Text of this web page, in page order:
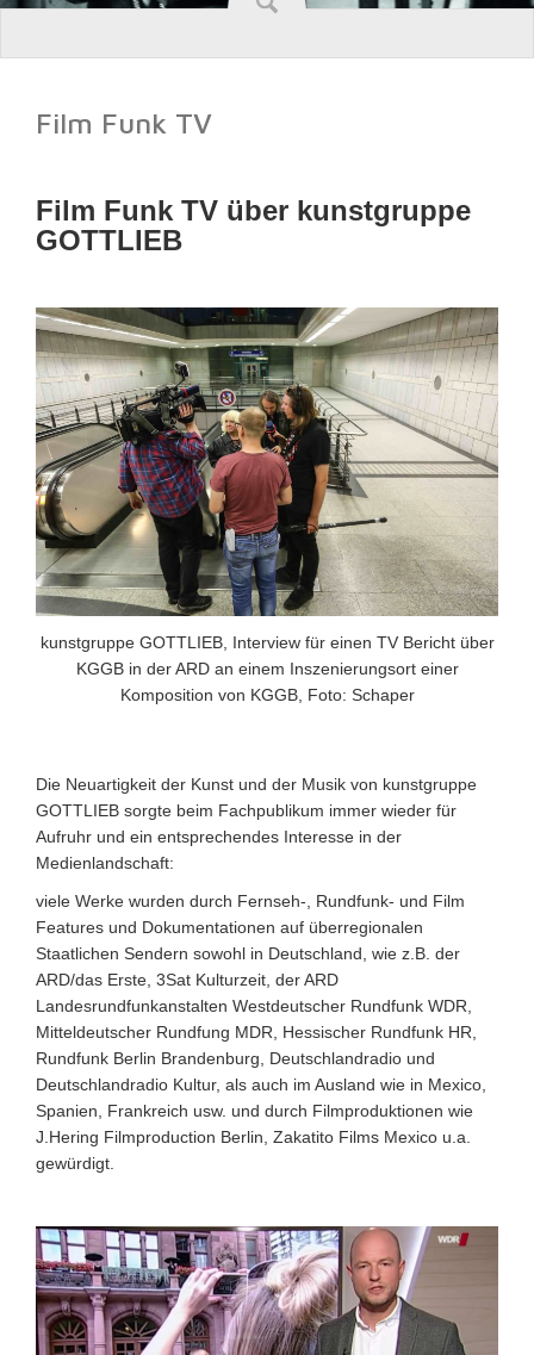
Film Funk TV
Film Funk TV über kunstgruppe
GOTTLIEB
kunstgruppe GOTTLIEB, Interview für einen TV Bericht über
KGGB in der ARD an einem Inszenierungsort einer
Komposition von KGGB, Foto: Schaper
Die Neuartigkeit der Kunst und der Musik von kunstgruppe
GOTTLIEB sorgte beim Fachpublikum immer wieder für
Aufruhr und ein entsprechendes Interesse in der
Medienlandschaft:
viele Werke wurden durch Fernseh-, Rundfunk- und Film
Features und Dokumentationen auf überregionalen
Staatlichen Sendern sowohl in Deutschland, wie z.B. der
ARD/das Erste, 3Sat Kulturzeit, der ARD
Landesrundfunkanstalten Westdeutscher Rundfunk WDR,
Mitteldeutscher Rundfung MDR, Hessischer Rundfunk HR,
Rundfunk Berlin Brandenburg, Deutschlandradio und
Deutschlandradio Kultur, als auch im Ausland wie in Mexico,
Spanien, Frankreich usw. und durch Filmproduktionen wie
J.Hering Filmproduction Berlin, Zakatito Films Mexico u.a.
gewürdigt.